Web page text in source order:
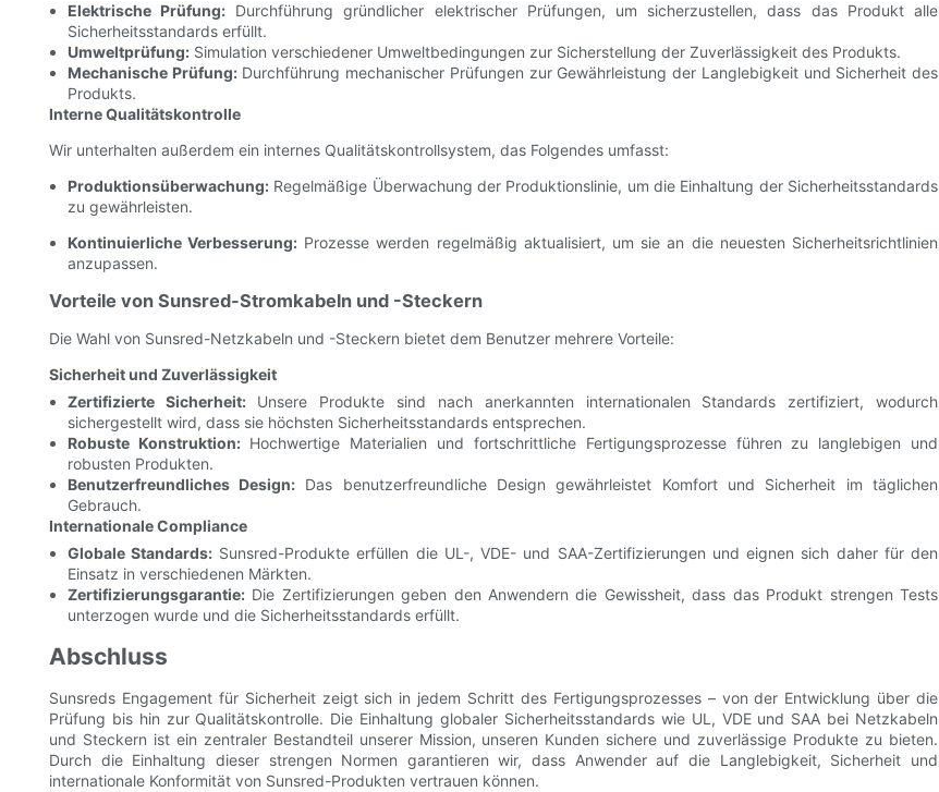
Elektrische Prüfung: Durchführung gründlicher elektrischer Prüfungen, um sicherzustellen, dass das Produkt alle
Sicherheitsstandards erfüllt.
Umweltprüfung:Simulation verschiedener Umweltbedingungen zur Sicherstellung der Zuverlässigkeit des Produkts.
Mechanische Prüfung:Durchführung mechanischer Prüfungen zur Gewährleistung der Langlebigkeit und Sicherheit des
Produkts.
Interne Qualitätskontrolle
Wir unterhalten außerdem ein internes Qualitätskontrollsystem, das Folgendes umfasst:
Produktionsüberwachung:Regelmäßige Überwachung der Produktionslinie, um die Einhaltung der Sicherheitsstandards
zu gewährleisten.
Kontinuierliche Verbesserung: Prozesse werden regelmäßig aktualisiert, um sie an die neuesten Sicherheitsrichtlinien
anzupassen.
Vorteile von Sunsred-Stromkabeln und -Steckern
Die Wahl von Sunsred-Netzkabeln und -Steckern bietet dem Benutzer mehrere Vorteile:
Sicherheit und Zuverlässigkeit
Zertifizierte Sicherheit:Unsere Produkte sind nach anerkannten internationalen Standards zertifiziert, wodurch
sichergestellt wird, dass sie höchsten Sicherheitsstandards entsprechen.
Robuste Konstruktion:Hochwertige Materialien und fortschrittliche Fertigungsprozesse führen zu langlebigen und
robusten Produkten.
Benutzerfreundliches Design: Das benutzerfreundliche Design gewährleistet Komfort und Sicherheit im täglichen
Gebrauch.
Internationale Compliance
Globale Standards: Sunsred-Produkte erfüllen die UL-, VDE- und SAA-Zertifizierungen und eignen sich daher für den
Einsatz in verschiedenen Märkten.
Zertifizierungsgarantie:Die Zertifizierungen geben den Anwendern die Gewissheit, dass das Produkt strengen Tests
unterzogen wurde und die Sicherheitsstandards erfüllt.
Abschluss
Sunsreds Engagement für Sicherheit zeigt sich in jedem Schritt des Fertigungsprozesses – von der Entwicklung über die
Prüfung bis hin zur Qualitätskontrolle. Die Einhaltung globaler Sicherheitsstandards wie UL, VDE und SAA bei Netzkabeln
und Steckern ist ein zentraler Bestandteil unserer Mission, unseren Kunden sichere und zuverlässige Produkte zu bieten.
Durch die Einhaltung dieser strengen Normen garantieren wir, dass Anwender auf die Langlebigkeit, Sicherheit und
internationale Konformität von Sunsred-Produkten vertrauen können.